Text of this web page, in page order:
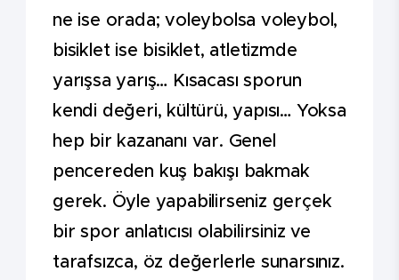
ne ise orada; voleybolsa voleybol,
bisiklet ise bisiklet, atletizmde
yarışsa yarış… Kısacası sporun
kendi değeri, kültürü, yapısı… Yoksa
hep bir kazananı var. Genel
pencereden kuş bakışı bakmak
gerek. Öyle yapabilirseniz gerçek
bir spor anlatıcısı olabilirsiniz ve
tarafsızca, öz değerlerle sunarsınız.